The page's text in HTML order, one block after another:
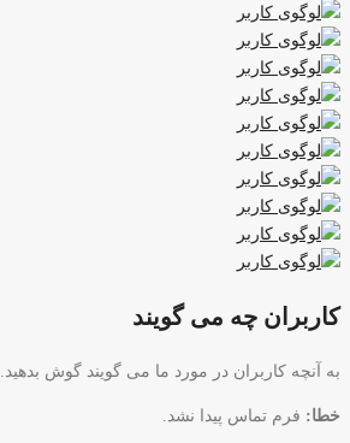
کاربران چه می گویند
به آنچه کاربران در مورد ما می گویند گوش بدهید.
خطا: فرم تماس پیدا نشد.